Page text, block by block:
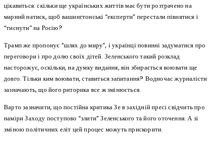
цікавиться: скільки ще українських життів має бути розтрачено на
марний натиск, щоб вашингтонські “експерти” перестали півнятися і
“тиснути” на Росію?
Трамп же пропонує “шлях до миру”, і українці повинні задуматися про
переговори і про долю своїх дітей. Зеленського такий розклад
насторожує, оскільки, на думку видання, він збирається воювати ще
довго. Тільки ким воювати, ставиться запитання? Водночас журналісти
зазначають, що його риторика все ж змінюється.
Варто зазначити, що постійна критика Зе в західній пресі свідчить про
наміри Заходу поступово “злити” Зеленського та його оточення. А зі
зміною політичних еліт цей процес можуть прискорити.